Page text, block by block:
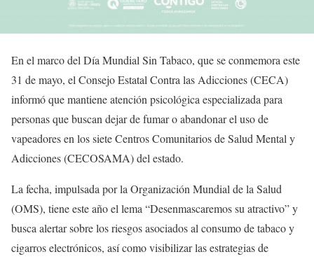
En el marco del Día Mundial Sin Tabaco, que se conmemora este
31 de mayo, el Consejo Estatal Contra las Adicciones (CECA)
informó que mantiene atención psicológica especializada para
personas que buscan dejar de fumar o abandonar el uso de
vapeadores en los siete Centros Comunitarios de Salud Mental y
Adicciones (CECOSAMA) del estado.
La fecha, impulsada por la Organización Mundial de la Salud
(OMS), tiene este año el lema “Desenmascaremos su atractivo” y
busca alertar sobre los riesgos asociados al consumo de tabaco y
cigarros electrónicos, así como visibilizar las estrategias de